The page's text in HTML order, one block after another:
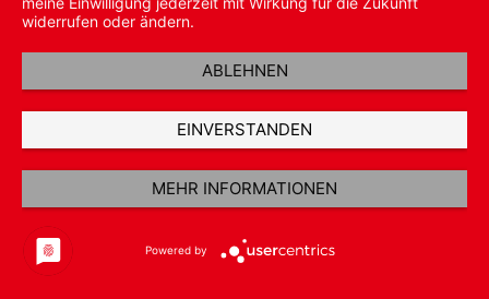
Zu Wunschliste hinzufügen
widerrufen oder ändern.
ABLEHNEN
EINVERSTANDEN
MEHR INFORMATIONEN
Powered by